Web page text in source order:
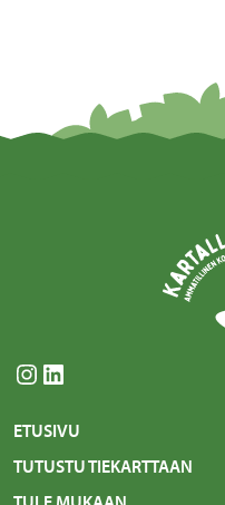
Instagram LinkedIn
ETUSIVU
TUTUSTU TIEKARTTAAN